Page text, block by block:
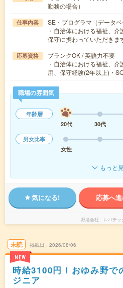
勤務の場合）
仕事内容
SE・プログラマ（データベ
・自治体における福祉、
保守に携わっていただき
応募資格
ブランクOK / 英語力不要
・自治体における福祉、
用、保守経験(2年以上)・
職場の雰囲気
年齢層
20代
30代
男女比率
女性
もっと
気になる! 応募へ
派遣会社 レバテッ
未読
NEW
掲載日 2026/08/06
時給3100円！おゆみ野で
ジニア